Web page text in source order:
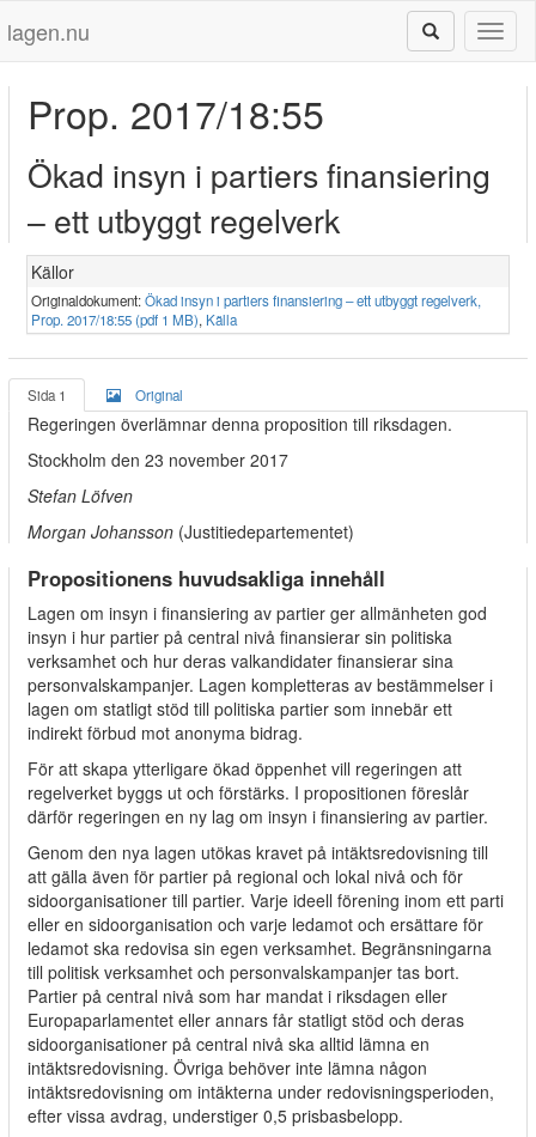
lagen.nu
Prop. 2017/18:55
Ökad insyn i partiers finansiering
– ett utbyggt regelverk
Källor
Originaldokument:Ökad insyn i partiers finansiering – ett utbyggt regelverk,
Prop. 2017/18:55 (pdf 1 MB), Källa
Sida 1 Original
Regeringen överlämnar denna proposition till riksdagen.
Stockholm den 23 november 2017
Stefan Löfven
Morgan Johansson (Justitiedepartementet)
Propositionens huvudsakliga innehåll
Lagen om insyn i finansiering av partier ger allmänheten god
insyn i hur partier på central nivå finansierar sin politiska
verksamhet och hur deras valkandidater finansierar sina
personvalskampanjer. Lagen kompletteras av bestämmelser i
lagen om statligt stöd till politiska partier som innebär ett
indirekt förbud mot anonyma bidrag.
För att skapa ytterligare ökad öppenhet vill regeringen att
regelverket byggs ut och förstärks. I propositionen föreslår
därför regeringen en ny lag om insyn i finansiering av partier.
Genom den nya lagen utökas kravet på intäktsredovisning till
att gälla även för partier på regional och lokal nivå och för
sidoorganisationer till partier. Varje ideell förening inom ett parti
eller en sidoorganisation och varje ledamot och ersättare för
ledamot ska redovisa sin egen verksamhet. Begränsningarna
till politisk verksamhet och personvalskampanjer tas bort.
Partier på central nivå som har mandat i riksdagen eller
Europaparlamentet eller annars får statligt stöd och deras
sidoorganisationer på central nivå ska alltid lämna en
intäktsredovisning. Övriga behöver inte lämna någon
intäktsredovisning om intäkterna under redovisningsperioden,
efter vissa avdrag, understiger 0,5 prisbasbelopp.